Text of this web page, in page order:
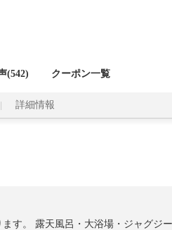
(542) クーポン一覧
詳細情報
す。 露天風呂・大浴場・ジャグジー